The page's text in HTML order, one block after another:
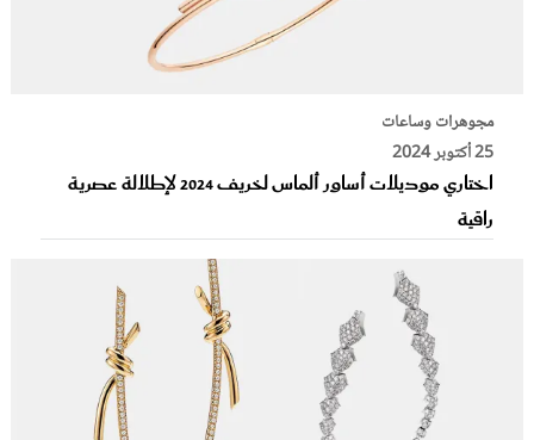
مجوهرات وساعات
25 أكتوبر 2024
اختاري موديلات أساور ألماس لخريف 2024 لإطلالة عصرية
راقية